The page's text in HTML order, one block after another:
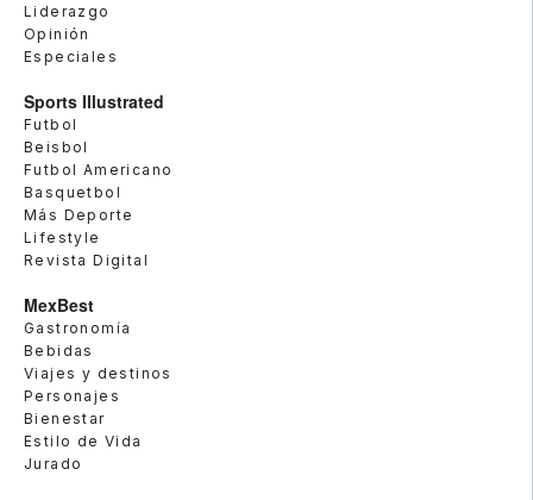
Liderazgo
Opinión
Especiales
Sports Illustrated
Futbol
Beisbol
Futbol Americano
Basquetbol
Más Deporte
Lifestyle
Revista Digital
MexBest
Gastronomía
Bebidas
Viajes y destinos
Personajes
Bienestar
Estilo de Vida
Jurado